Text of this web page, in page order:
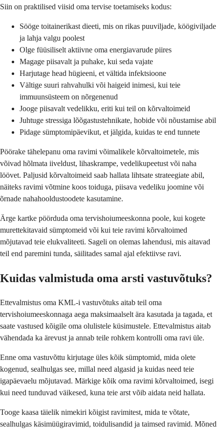
Siin on praktilised viisid oma tervise toetamiseks kodus:
Sööge toitainerikast dieeti, mis on rikas puuviljade, köögiviljade
ja lahja valgu poolest
Olge füüsiliselt aktiivne oma energiavarude piires
Magage piisavalt ja puhake, kui seda vajate
Harjutage head hügieeni, et vältida infektsioone
Vältige suuri rahvahulki või haigeid inimesi, kui teie
immuunsüsteem on nõrgenenud
Jooge piisavalt vedelikku, eriti kui teil on kõrvaltoimeid
Juhtuge stressiga lõõgastustehnikate, hobide või nõustamise abil
Pidage sümptomipäevikut, et jälgida, kuidas te end tunnete
Pöörake tähelepanu oma ravimi võimalikele kõrvaltoimetele, mis
võivad hõlmata iiveldust, lihaskrampe, vedelikupeetust või naha
löövet. Paljusid kõrvaltoimeid saab hallata lihtsate strateegiate abil,
näiteks ravimi võtmine koos toiduga, piisava vedeliku joomine või
õrnade nahahooldustoodete kasutamine.
Ärge kartke pöörduda oma tervishoiumeeskonna poole, kui kogete
murettekitavaid sümptomeid või kui teie ravimi kõrvaltoimed
mõjutavad teie elukvaliteeti. Sageli on olemas lahendusi, mis aitavad
teil end paremini tunda, säilitades samal ajal efektiivse ravi.
Kuidas valmistuda oma arsti vastuvõtuks?
Ettevalmistus oma KML-i vastuvõtuks aitab teil oma
tervishoiumeeskonnaga aega maksimaalselt ära kasutada ja tagada, et
saate vastused kõigile oma olulistele küsimustele. Ettevalmistus aitab
vähendada ka ärevust ja annab teile rohkem kontrolli oma ravi üle.
Enne oma vastuvõttu kirjutage üles kõik sümptomid, mida olete
kogenud, sealhulgas see, millal need algasid ja kuidas need teie
igapäevaelu mõjutavad. Märkige kõik oma ravimi kõrvaltoimed, isegi
kui need tunduvad väikesed, kuna teie arst võib aidata neid hallata.
Tooge kaasa täielik nimekiri kõigist ravimitest, mida te võtate,
sealhulgas käsimüügiravimid, toidulisandid ja taimsed ravimid. Mõned